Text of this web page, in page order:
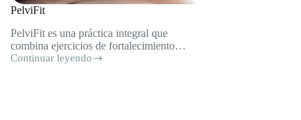
PelviFit
PelviFit es una práctica integral que
combina ejercicios de fortalecimiento…
Continuar leyendo
PelviFit